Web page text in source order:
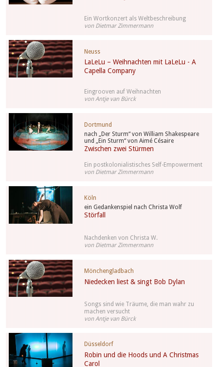
Ein Wortkonzert als Weltbeschreibung
von Dietmar Zimmermann
LaLeLu – Weihnachten mit LaLeLu - A
Capella Company
Neuss
Eingrooven auf Weihnachten
von Antje van Bürck
nach „Der Sturm“ von William Shakespeare
und „Ein Sturm“ von Aimé Césaire
Zwischen zwei Stürmen
Dortmund
Ein postkolonialistisches Self-Empowerment
von Dietmar Zimmermann
ein Gedankenspiel nach Christa Wolf
Störfall
Köln
Nachdenken von Christa W.
von Dietmar Zimmermann
Niedecken liest & singt Bob Dylan
Mönchengladbach
Songs sind wie Träume, die man wahr zu
machen versucht
von Antje van Bürck
Robin und die Hoods und A Christmas
Carol
Düsseldorf